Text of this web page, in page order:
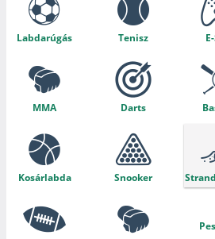
Labdarúgás Tenisz
MMA Darts
Kosárlabda Snooker